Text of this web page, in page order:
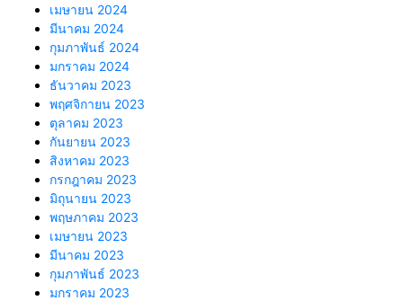
เมษายน 2024
มีนาคม 2024
กุมภาพันธ์ 2024
มกราคม 2024
ธันวาคม 2023
พฤศจิกายน 2023
ตุลาคม 2023
กันยายน 2023
สิงหาคม 2023
กรกฎาคม 2023
มิถุนายน 2023
พฤษภาคม 2023
เมษายน 2023
มีนาคม 2023
กุมภาพันธ์ 2023
มกราคม 2023